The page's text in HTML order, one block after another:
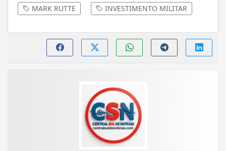
MARK RUTTE INVESTIMENTO MILITAR